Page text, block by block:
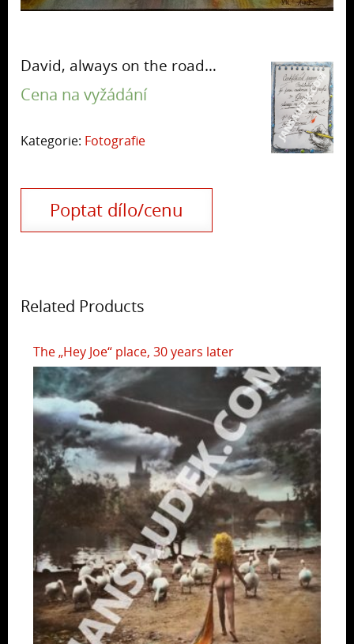
David, always on the road…
Cena na vyžádání
Kategorie: Fotografie
Poptat dílo/cenu
Related Products
The „Hey Joe“ place, 30 years later